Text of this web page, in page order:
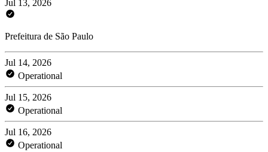
Jul 13, 2026
Prefeitura de São Paulo
Jul 14, 2026
Operational
Jul 15, 2026
Operational
Jul 16, 2026
Operational